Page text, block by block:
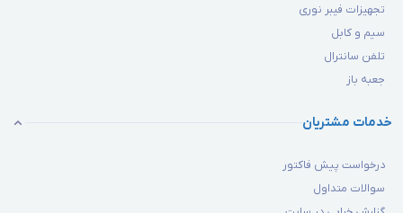
تجهیزات فیبر نوری
سیم و کابل
تلفن سانترال
جعبه باز
خدمات مشتریان
درخواست پیش فاکتور
سوالات متداول